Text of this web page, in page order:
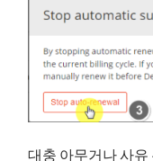
대충 아무거나 사